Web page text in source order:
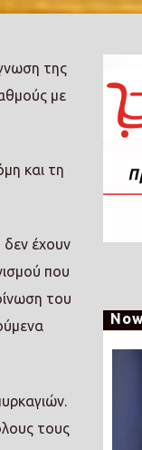
της
με
και τη
δεν έχουν
που
του
τους